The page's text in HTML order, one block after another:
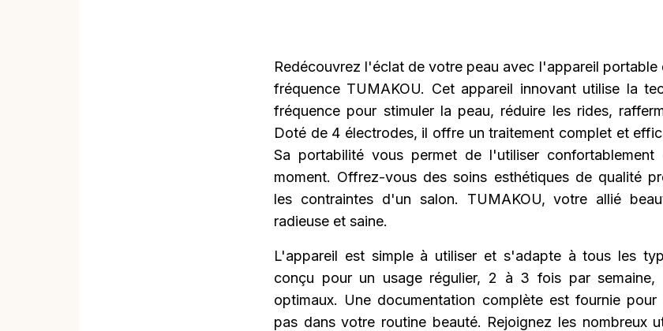
Redécouvrez l'éclat de votre peau avec l'appareil portable
fréquence TUMAKOU. Cet appareil innovant utilise la
fréquence pour stimuler la peau, réduire les rides,
Doté de 4 électrodes, il offre un traitement complet et
Sa portabilité vous permet de l'utiliser
moment. Offrez-vous des soins esthétiques de qualité
les contraintes d'un salon. TUMAKOU, votre allié
radieuse et saine.
L'appareil est simple à utiliser et s'adapte à tous les
conçu pour un usage régulier, 2 à 3 fois par semaine,
optimaux. Une documentation complète est fournie
pas dans votre routine beauté. Rejoignez les nombreux